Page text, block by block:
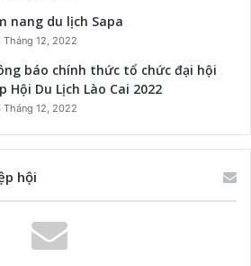
nang du lịch Sapa
Tháng 12, 2022
báo chính thức tổ chức đại hội
Hội Du Lịch Lào Cai 2022
Tháng 12, 2022
hội